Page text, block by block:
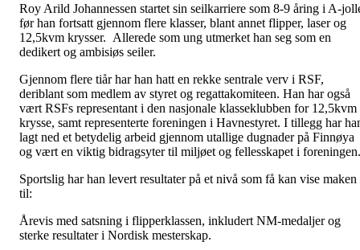
Roy Arild Johannessen startet sin seilkarriere som 8-9 åring i A-
før han fortsatt gjennom flere klasser, blant annet flipper, laser og
12,5kvm krysser. Allerede som ung utmerket han seg som en
dedikert og ambisiøs seiler.
Gjennom flere tiår har han hatt en rekke sentrale verv i RSF,
deriblant som medlem av styret og regattakomiteen. Han har også
vært RSFs representant i den nasjonale klasseklubben for 12,5kvm
krysse, samt representerte foreningen i Havnestyret. I tillegg har
lagt ned et betydelig arbeid gjennom utallige dugnader på Finnøya
og vært en viktig bidragsyter til miljøet og fellesskapet i foreningen.
Sportslig har han levert resultater på et nivå som få kan vise maken
til:
Årevis med satsning i flipperklassen, inkludert NM-medaljer og
sterke resultater i Nordisk mesterskap.